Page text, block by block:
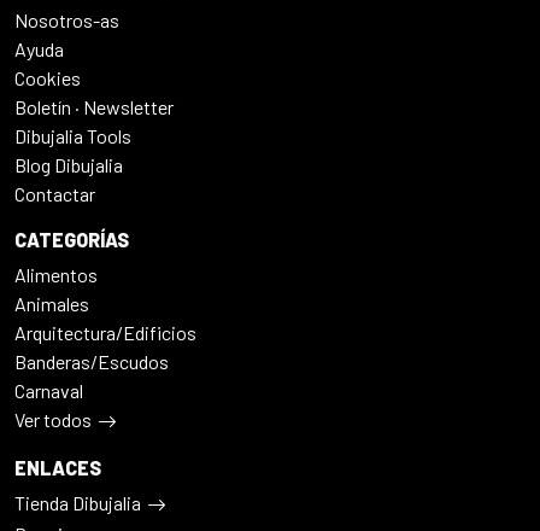
Nosotros-as
Ayuda
Cookies
Boletín · Newsletter
Dibujalia Tools
Blog Dibujalia
Contactar
CATEGORÍAS
Alimentos
Animales
Arquitectura/Edificios
Banderas/Escudos
Carnaval
Ver todos
ENLACES
Tienda Dibujalia